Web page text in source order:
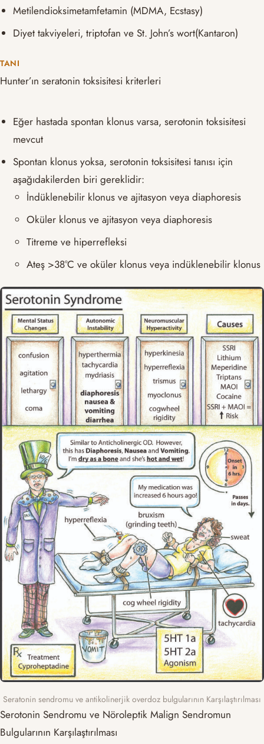
Metilendioksimetamfetamin (MDMA, Ecstasy)
Diyet takviyeleri, triptofan ve St. John’s wort(Kantaron)
TANI
Hunter’ın seratonin toksisitesi kriterleri
Eğer hastada spontan klonus varsa, serotonin toksisitesi
mevcut
Spontan klonus yoksa, serotonin toksisitesi tanısı için
aşağıdakilerden biri gereklidir:
İndüklenebilir klonus ve ajitasyon veya diaphoresis
Oküler klonus ve ajitasyon veya diaphoresis
Titreme ve hiperrefleksi
Ateş >38°C ve oküler klonus veya indüklenebilir klonus
Seratonin sendromu ve antikolinerjik overdoz bulgularının Karşılaştırılması
Serotonin Sendromu ve Nöroleptik Malign Sendromun
Bulgularının Karşılaştırılması